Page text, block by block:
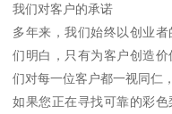
我们对客户的承诺
多年来，我们始终以创业
们明白，只有为客户创造
们对每一位客户都一视同仁
如果您正在寻找可靠的彩